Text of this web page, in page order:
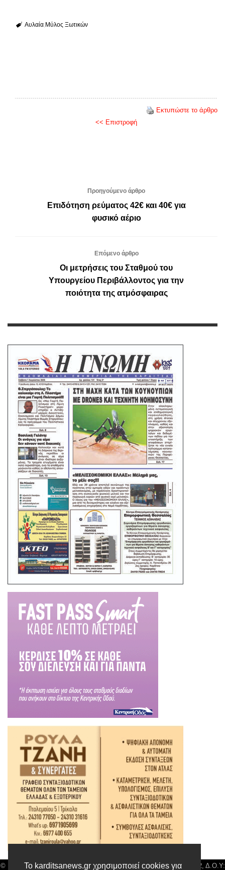
Το karditsanews.gr χρησιμοποιεί cookies για
Αυλαία Μύλος Ξωτικών
Εκτυπώστε το άρθρο
<< Επιστροφή
Προηγούμενο άρθρο
Επιδότηση ρεύματος 42€ και 40€ για
φυσικό αέριο
Επόμενο άρθρο
Οι μετρήσεις του Σταθμού του
Υπουργείου Περιβάλλοντος για την
ποιότητα της ατμόσφαιρας
© Karditsa News | Διακριτικός Τίτλος: Orion Media, ΑΦΜ: 043750542, Δ.Ο.Υ: